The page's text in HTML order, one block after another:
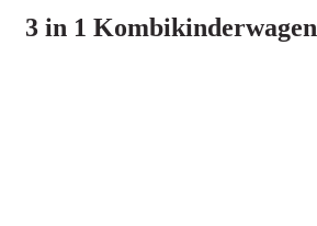
3 in 1 Kombikinderwagen